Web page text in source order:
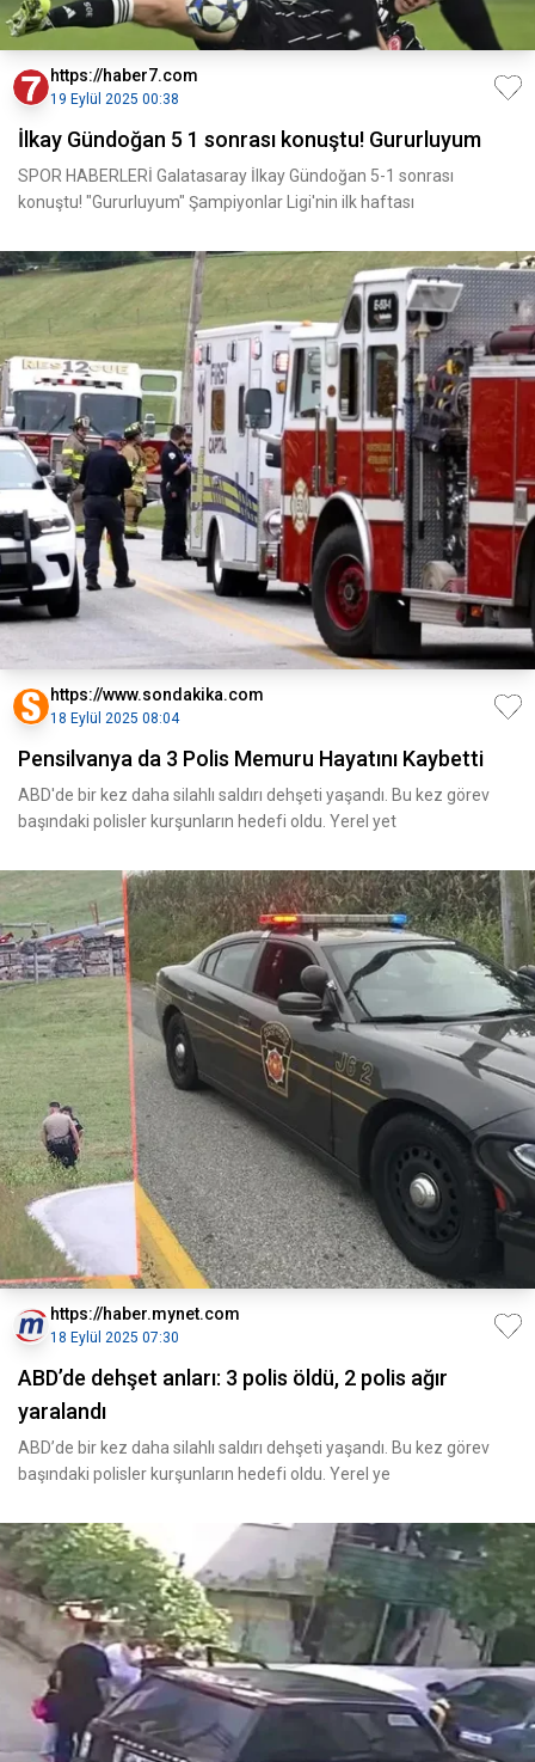
https://haber7.com
19 Eylül 2025 00:38
İlkay Gündoğan 5 1 sonrası konuştu! Gururluyum
SPOR HABERLERİ Galatasaray İlkay Gündoğan 5-1 sonrası
konuştu! "Gururluyum" Şampiyonlar Ligi'nin ilk haftası
https://www.sondakika.com
18 Eylül 2025 08:04
Pensilvanya da 3 Polis Memuru Hayatını Kaybetti
ABD'de bir kez daha silahlı saldırı dehşeti yaşandı. Bu kez görev
başındaki polisler kurşunların hedefi oldu. Yerel yet
https://haber.mynet.com
18 Eylül 2025 07:30
ABD’de dehşet anları: 3 polis öldü, 2 polis ağır
yaralandı
ABD’de bir kez daha silahlı saldırı dehşeti yaşandı. Bu kez görev
başındaki polisler kurşunların hedefi oldu. Yerel ye